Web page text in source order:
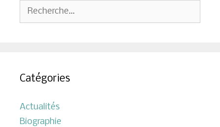
Rechercher :
Catégories
Actualités
Biographie